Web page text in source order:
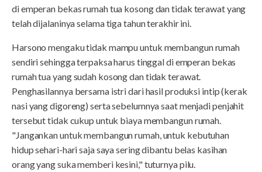
di emperan bekas rumah tua kosong dan tidak terawat yang
telah dijalaninya selama tiga tahun terakhir ini.
Harsono mengaku tidak mampu untuk membangun rumah
sendiri sehingga terpaksa harus tinggal di emperan bekas
rumah tua yang sudah kosong dan tidak terawat.
Penghasilannya bersama istri dari hasil produksi intip (kerak
nasi yang digoreng) serta sebelumnya saat menjadi penjahit
tersebut tidak cukup untuk biaya membangun rumah.
"Jangankan untuk membangun rumah, untuk kebutuhan
hidup sehari-hari saja saya sering dibantu belas kasihan
orang yang suka memberi kesini," tuturnya pilu.